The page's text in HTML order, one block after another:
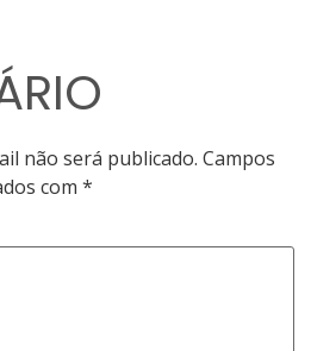
não será publicado. Campos
com*